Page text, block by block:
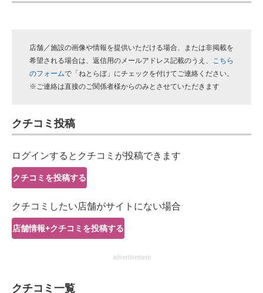
マーケ×ITの今がよく分かる
ITエンジニア向け専門サイト
IT製品の技術・比較・事例
製造業のIT導入・活用を支援
モノづくり技術者専門サイト
エレクトロニクス専門サイト
電子設計の基本と応用
建設×テクノロジーの最前線
店舗／施設の画像や情報を提供いただける場合、または非掲載を
希望される場合は、返信用のメールアドレス記載のうえ、 こちら
のフォームで「ねとらぼ」にチェックを付けてご連絡ください。
※ご連絡は直接のご関係者様からのみとさせていただきます
クチコミ投稿
ログインするとクチコミが投稿できます
クチコミを投稿する
クチコミしたい店舗がサイトにない場合
店舗情報+クチコミを投稿する
advertisement
クチコミ一覧